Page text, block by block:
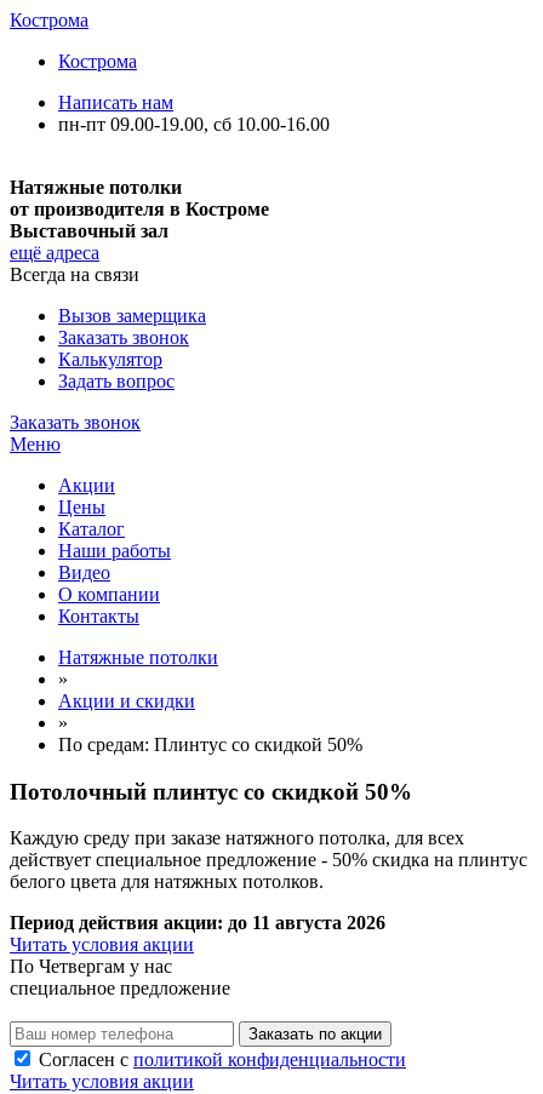
Кострома
Кострома
Написать нам
пн-пт 09.00-19.00, сб 10.00-16.00
Натяжные потолки
от производителя в Костроме
Выставочный зал
ещё адреса
Всегда на связи
Вызов замерщика
Заказать звонок
Калькулятор
Задать вопрос
Заказать звонок
Меню
Акции
Цены
Каталог
Наши работы
Видео
О компании
Контакты
Натяжные потолки
»
Акции и скидки
»
По средам: Плинтус со скидкой 50%
Потолочный плинтус со скидкой 50%
Каждую среду при заказе натяжного потолка, для всех
действует специальное предложение - 50% скидка на плинтус
белого цвета для натяжных потолков.
Период действия акции: до 11 августа 2026
Читать условия акции
По Четвергам у нас
специальное предложение
Заказать по акции
Согласен с политикой конфиденциальности
Читать условия акции